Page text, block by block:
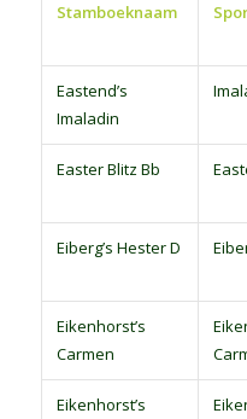
Stamboeknaam
Eastend’s
Imaladin
Easter Blitz Bb
Eiberg’s Hester D
Eikenhorst’s
Carmen
Eikenhorst’s